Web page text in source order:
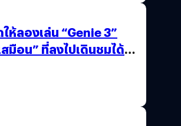
ห้ลองเล่น “Genie 3”
สมือน” ที่ลงไปเดินชมได้